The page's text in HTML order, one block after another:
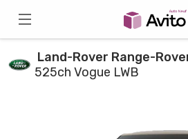
Land-Rover Range-
525ch Vogue LWB